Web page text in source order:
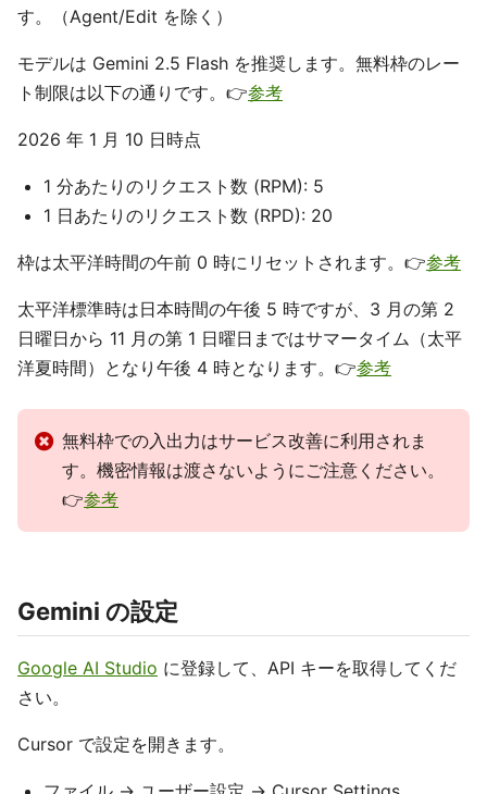
す。（Agent/Edit を除く）
モデルは Gemini 2.5 Flash を推奨します。無料枠のレー
ト制限は以下の通りです。👉参考
2026 年 1 月 10 日時点
1 分あたりのリクエスト数 (RPM): 5
1 日あたりのリクエスト数 (RPD): 20
枠は太平洋時間の午前 0 時にリセットされます。👉参考
太平洋標準時は日本時間の午後 5 時ですが、3 月の第 2
日曜日から 11 月の第 1 日曜日まではサマータイム（太平
洋夏時間）となり午後 4 時となります。👉参考
無料枠での入出力はサービス改善に利用されま
す。機密情報は渡さないようにご注意ください。
👉参考
Gemini の設定
Google AI Studio に登録して、API キーを取得してくだ
さい。
Cursor で設定を開きます。